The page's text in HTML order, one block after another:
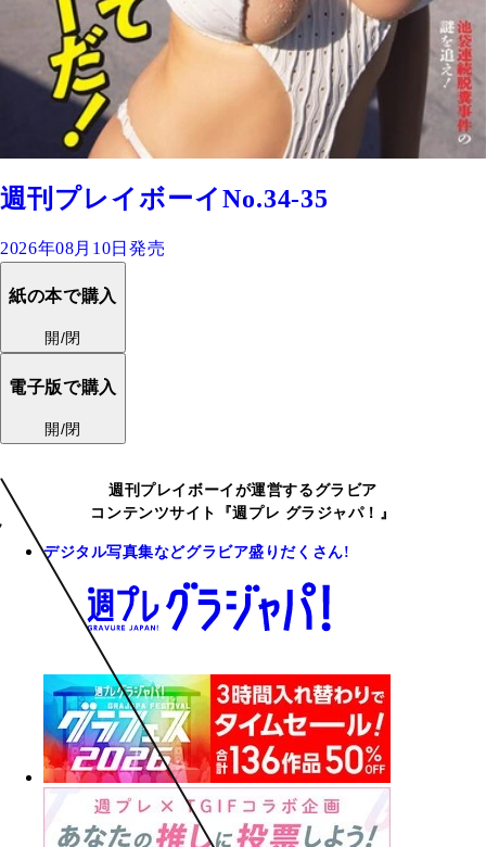
週刊プレイボーイNo.34-35
2026年08月10日発売
紙の本で購入
開/閉
電子版で購入
開/閉
週刊プレイボーイが運営するグラビア
コンテンツサイト『週プレ グラジャパ！』
デジタル写真集などグラビア盛りだくさん!